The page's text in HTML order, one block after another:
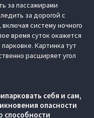
за пассажирами
за дорогой с
систему ночного
время суток окажется
Картинка тут
расширяет угол
себя и сам,
опасности
способности